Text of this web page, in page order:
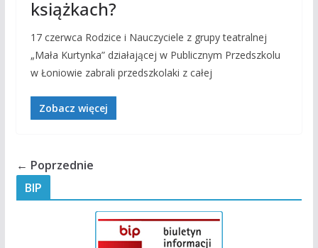
książkach?
17 czerwca Rodzice i Nauczyciele z grupy teatralnej
„Mała Kurtynka” działającej w Publicznym Przedszkolu
w Łoniowie zabrali przedszkolaki z całej
Zobacz więcej
← Poprzednie
BIP